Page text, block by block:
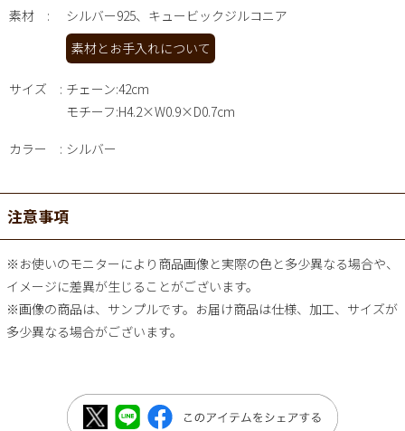
素材
シルバー925、キュービックジルコニア
素材とお手入れについて
サイズ
チェーン:42cm
モチーフ:H4.2×W0.9×D0.7cm
カラー シルバー
注意事項
※お使いのモニターにより商品画像と実際の色と多少異なる場合や、
イメージに差異が生じることがございます。
※画像の商品は、サンプルです。お届け商品は仕様、加工、サイズが
多少異なる場合がございます。